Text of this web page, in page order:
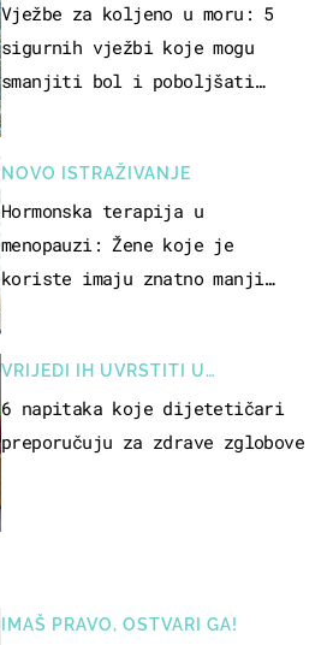
IMAŠ PRAVO, OSTVARI GA!
REKREACIJE
Vježbe za koljeno u moru: 5
sigurnih vježbi koje mogu
smanjiti bol i poboljšati
NOVO ISTRAŽIVANJE
Hormonska terapija u
menopauzi: Žene koje je
koriste imaju znatno manji
VRIJEDI IH UVRSTITI U
PREHRANU
6 napitaka koje dijetetičari
preporučuju za zdrave zglobove